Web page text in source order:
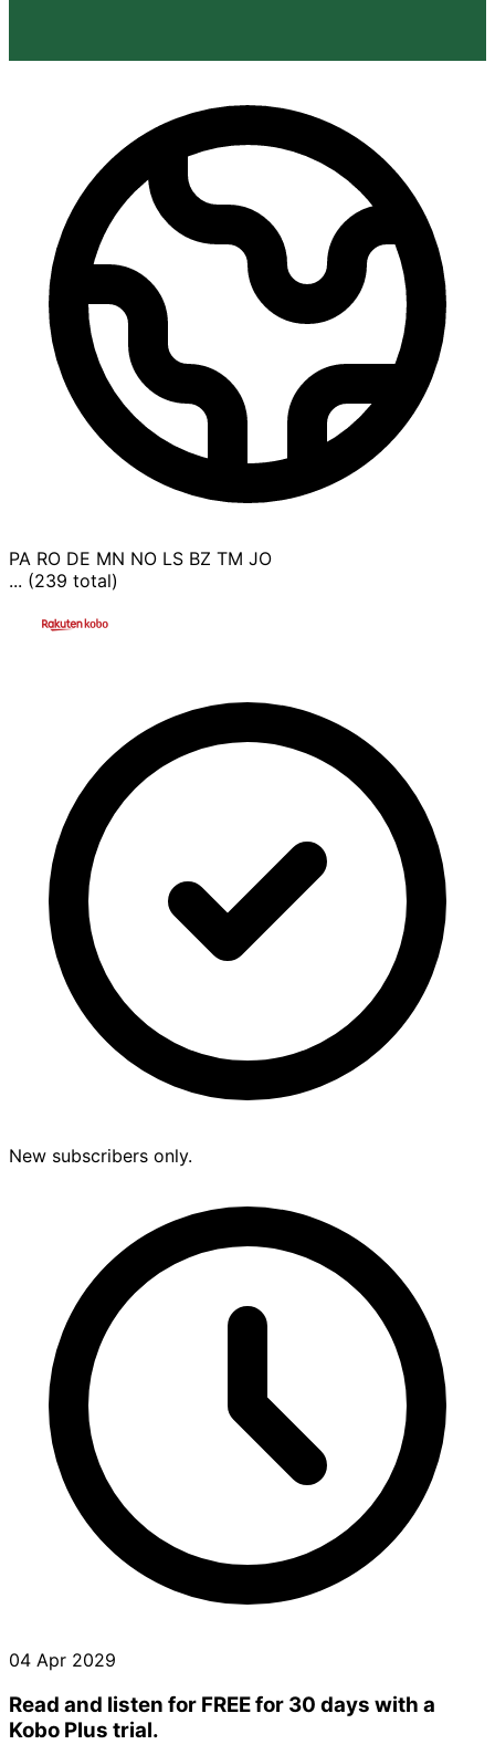
PA RO DE MN NO LS BZ TM JO
... (239 total)
New subscribers only.
04 Apr 2029
Read and listen for FREE for 30 days with a
Kobo Plus trial.